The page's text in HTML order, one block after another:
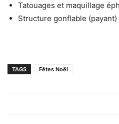
Tatouages et maquillage
Structure gonflable (payant)
TAGS Fêtes Noël